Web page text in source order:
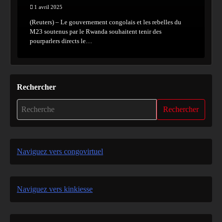
1 avril 2025
(Reuters) – Le gouvernement congolais et les rebelles du
M23 soutenus par le Rwanda souhaitent tenir des
pourparlers directs le…
Rechercher
Rechercher
Naviguez vers congovirtuel
Naviguez vers kinkiesse